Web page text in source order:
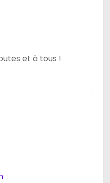
et à tous !